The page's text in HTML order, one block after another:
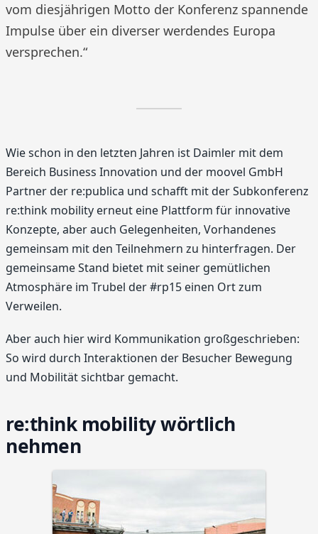
vom diesjährigen Motto der Konferenz spannende
Impulse über ein diverser werdendes Europa
versprechen.“
Wie schon in den letzten Jahren ist Daimler mit dem
Bereich Business Innovation und der moovel GmbH
Partner der re:publica und schafft mit der Subkonferenz
re:think mobility erneut eine Plattform für innovative
Konzepte, aber auch Gelegenheiten, Vorhandenes
gemeinsam mit den Teilnehmern zu hinterfragen. Der
gemeinsame Stand bietet mit seiner gemütlichen
Atmosphäre im Trubel der #rp15 einen Ort zum
Verweilen.
Aber auch hier wird Kommunikation großgeschrieben:
So wird durch Interaktionen der Besucher Bewegung
und Mobilität sichtbar gemacht.
re:think mobility wörtlich
nehmen